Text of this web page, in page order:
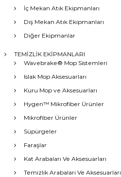
İç Mekan Atık Ekipmanları
Dış Mekan Atık Ekipmanları
Diğer Ekipmanlar
TEMİZLİK EKİPMANLARI
Wavebrake® Mop Sistemleri
Islak Mop Aksesuarları
Kuru Mop ve Aksesuarları
Hygen™ Mikrofiber Ürünler
Mikrofiber Ürünler
Süpürgeler
Faraşlar
Kat Arabaları Ve Aksesuarları
Temizlik Arabaları Ve Aksesuarları